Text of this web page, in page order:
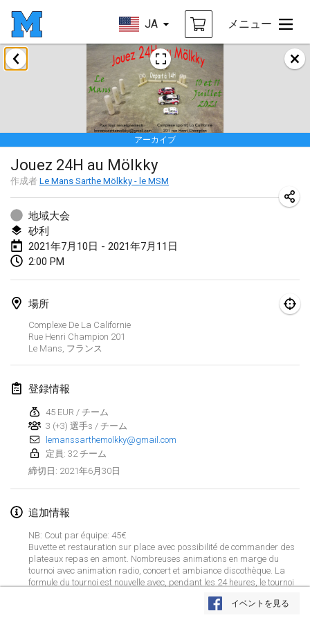
JA メニュー
リストを表示
アーカイブ
Jouez 24H au Mölkky
作成者 Le Mans Sarthe Mölkky - le MSM
地域大会
砂利
2021年7月10日 - 2021年7月11日
2:00 PM
場所
Complexe De La Californie
Rue Henri Champion 201
Le Mans フランス
登録情報
45 EUR / チーム
3 (+3) 選手s / チーム
lemanssarthemolkky@gmail.com
定員: 32 チーム
締切日 : 2021年6月30日
追加情報
NB: Cout par équipe: 45€
Buvette et restauration sur place avec possibilité de commander des
plateaux repas en amont. Nombreuses animations en marge du
tournoi avec animation radio, concert et ambiance discothèque. La
formule du tournoi est nouvelle avec, pendant les 24 heures, le tournoi
les 24 heures de jeu (le règlement sera envoyé sur demande).
イベントを見る
2021年2月
SM HalliMölkky - Finnish Championship
2021年2月13日|フィンランド
Tournoi d'adresse "couvre feu"
2021年2月19日|フランス
Australian Finska Championship
2021年2月20日
2021年3月
Grand Prix de la Sarthe
2021年3月6日
Open de Boulay Triplette
2021年3月20日
2021年4月
Tournoi du printemps confiné
2021年4月9日 フランス
中止
Indoor de la CASAS
Halové MČR Trojnásobný - Czech Indoor Triple
2021年4月10日 |チェコ
Doublette du Molkkamis
2021年4月24日|ベルギー